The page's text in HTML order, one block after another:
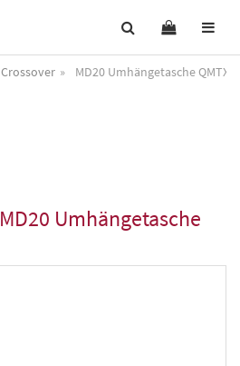
Crossover MD20 Umhängetasche QMTX5
MD20 Umhängetasche